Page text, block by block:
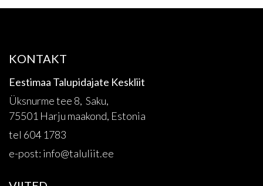
KONTAKT
Eestimaa Talupidajate Keskliit
Üksnurme tee 8, Saku,
75501 Harju maakond, Estonia
tel 604 1783
e-post: info@taluliit.ee